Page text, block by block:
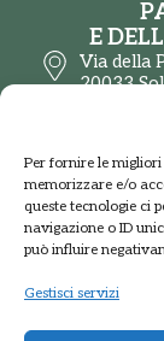
Per fornire le
memorizzare e/o
queste tecnologie ci
navigazione o ID
può influire
Gestisci servizi
E
Via della
20033
Tel.: